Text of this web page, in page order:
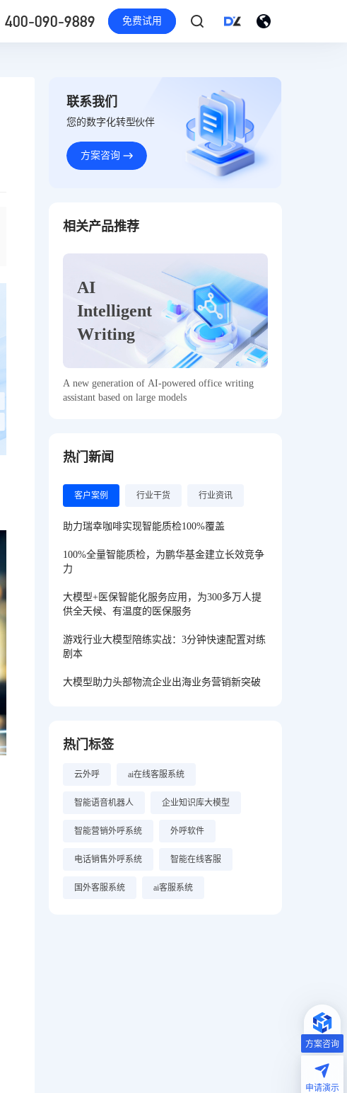
400-090-9889 免费试用
联系我们
您的数字化转型伙伴
方案咨询
相关产品推荐
AI
Intelligent
Writing
A new generation of AI-powered office writing
assistant based on large models
热门新闻
客户案例 行业干货 行业资讯
助力瑞幸咖啡实现智能质检100%覆盖
100%全量智能质检，为鹏华基金建立长效竞争
力
大模型+医保智能化服务应用，为300多万人提
供全天候、有温度的医保服务
游戏行业大模型陪练实战：3分钟快速配置对练
剧本
大模型助力头部物流企业出海业务营销新突破
热门标签
云外呼 ai在线客服系统
智能语音机器人​ 企业知识库大模型
智能营销外呼系统 外呼软件
电话销售外呼系统 智能在线客服
国外客服系统 ai客服系统
方案咨询
申请演示